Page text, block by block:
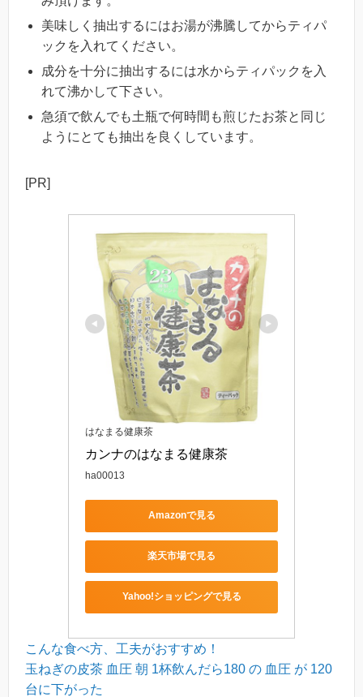
美味しく抽出するにはお湯が沸騰してからティパ
ックを入れてください。
成分を十分に抽出するには水からティパックを入
れて沸かして下さい。
急須で飲んでも土瓶で何時間も煎じたお茶と同じ
ようにとても抽出を良くしています。
[PR]
はなまる健康茶
カンナのはなまる健康茶
ha00013
Amazonで見る
楽天市場で見る
Yahoo!ショッピングで見る
こんな食べ方、工夫がおすすめ！
玉ねぎの皮茶 血圧 朝 1杯飲んだら180 の 血圧 が 120
台に下がった